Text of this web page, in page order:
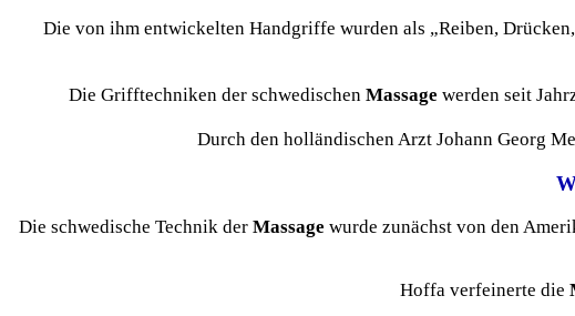
Die von ihm entwickelten Handgriffe wurden als „Reiben,
Die Grifftechniken der schwedischen Massage werden seit
Durch den holländischen Arzt Johann Georg
Die schwedische Technik der Massage wurde zunächst von den
Hoffa verfeinerte die